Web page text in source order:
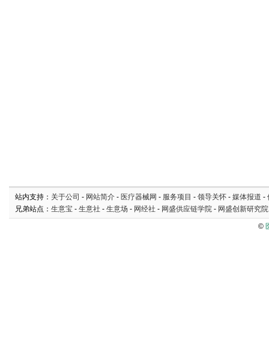
站内支持： 关于公司 - 网站简介 - 医疗器械网 - 服务项目 - 领导关怀 - 媒体报道 -
兄弟站点： 生意宝 - 生意社 - 生意场 - 网经社 - 网盛供应链学院 - 网盛创新研究院
©